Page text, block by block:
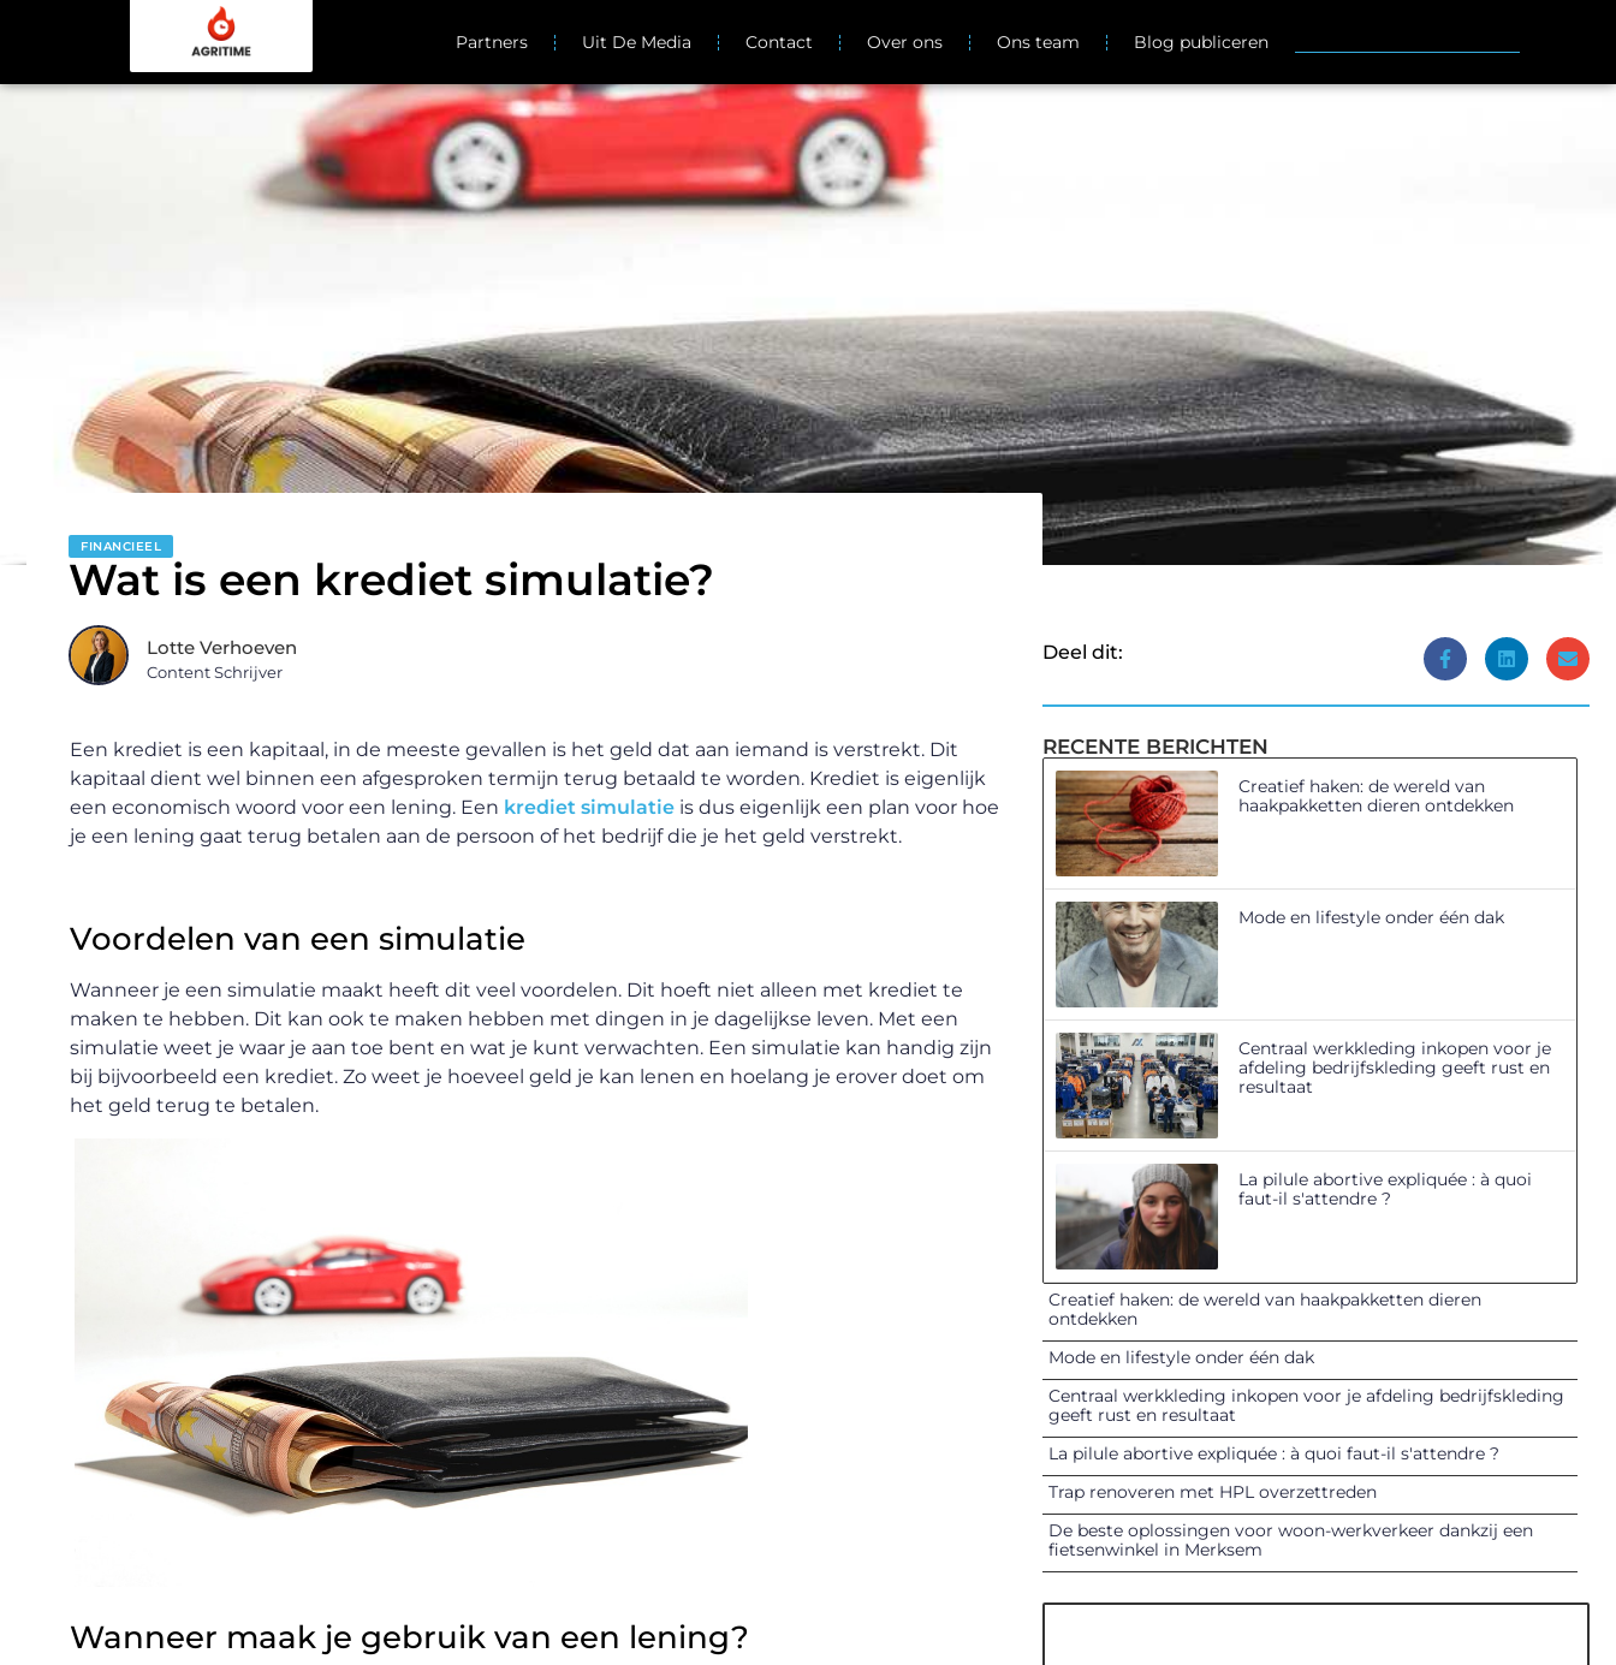
Partners Uit De Media Contact Over ons Ons team Blog publiceren
FINANCIEEL
Wat is een krediet simulatie?
Lotte Verhoeven
Content Schrijver
Een krediet is een kapitaal, in de meeste gevallen is het geld dat aan iemand is verstrekt. Dit
kapitaal dient wel binnen een afgesproken termijn terug betaald te worden. Krediet is eigenlijk
een economisch woord voor een lening. Een krediet simulatie is dus eigenlijk een plan voor hoe
je een lening gaat terug betalen aan de persoon of het bedrijf die je het geld verstrekt.
Voordelen van een simulatie
Wanneer je een simulatie maakt heeft dit veel voordelen. Dit hoeft niet alleen met krediet te
maken te hebben. Dit kan ook te maken hebben met dingen in je dagelijkse leven. Met een
simulatie weet je waar je aan toe bent en wat je kunt verwachten. Een simulatie kan handig zijn
bij bijvoorbeeld een krediet. Zo weet je hoeveel geld je kan lenen en hoelang je erover doet om
het geld terug te betalen.
Wanneer maak je gebruik van een lening?
Deel dit:
RECENTE BERICHTEN
Creatief haken: de wereld van
haakpakketten dieren ontdekken
Mode en lifestyle onder één dak
Centraal werkkleding inkopen voor je
afdeling bedrijfskleding geeft rust en
resultaat
La pilule abortive expliquée : à quoi
faut-il s'attendre ?
Creatief haken: de wereld van haakpakketten dieren
ontdekken
Mode en lifestyle onder één dak
Centraal werkkleding inkopen voor je afdeling bedrijfskleding
geeft rust en resultaat
La pilule abortive expliquée : à quoi faut-il s'attendre ?
Trap renoveren met HPL overzettreden
De beste oplossingen voor woon-werkverkeer dankzij een
fietsenwinkel in Merksem